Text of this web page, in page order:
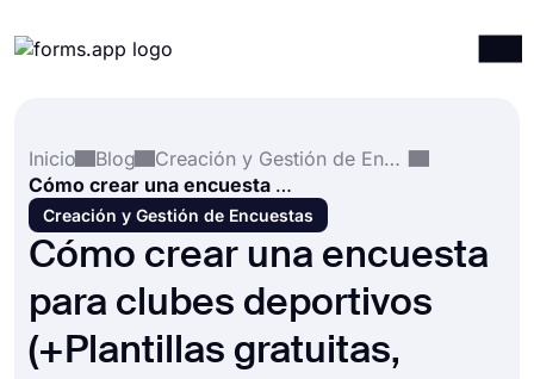
Integraciones
Plantillas
Recursos
Precios
Inicio
Blog
Creación y Gestión de Encuestas
Cómo crear una encuesta para clubes deportivos (+Plantillas gratuitas, consejos y más)
Creación y Gestión de Encuestas
Cómo crear una encuesta
para clubes deportivos
(+Plantillas gratuitas,